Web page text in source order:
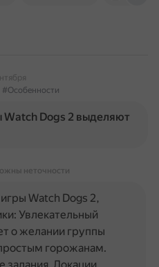
#Особенности
Watch Dogs 2 выделяют
неточности
Watch Dogs 2,
Увлекательный
о желании группы
горожанам.